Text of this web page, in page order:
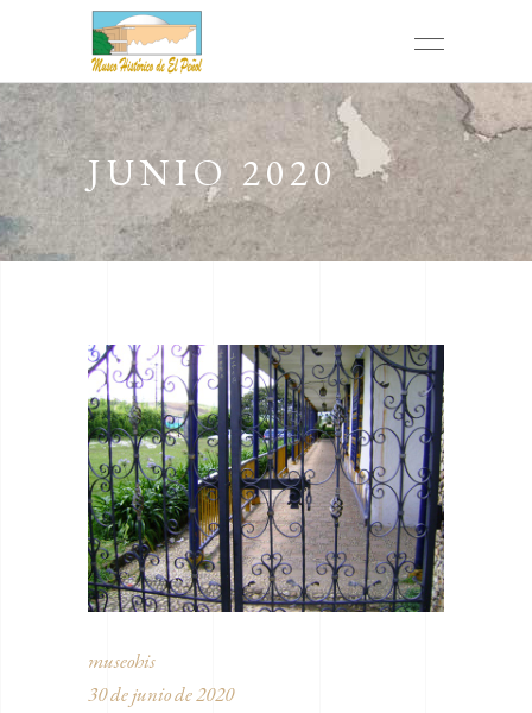
JUNIO 2020
museohis
30 de junio de 2020